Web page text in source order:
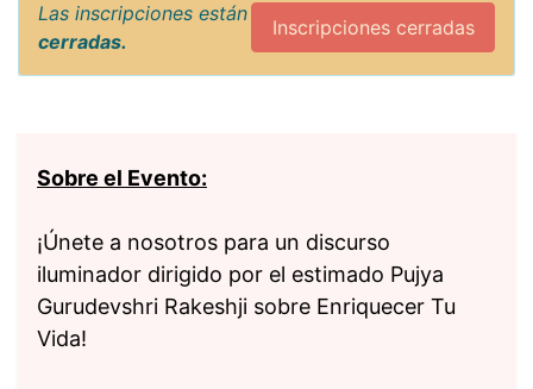
Las inscripciones están
cerradas.
Inscripciones cerradas
Sobre el Evento:
¡Únete a nosotros para un discurso
iluminador dirigido por el estimado Pujya
Gurudevshri Rakeshji sobre Enriquecer Tu
Vida!